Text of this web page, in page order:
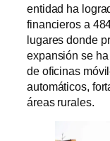
entidad ha
financieros a
lugares donde
expansión se
de oficinas
automáticos,
áreas rurales.